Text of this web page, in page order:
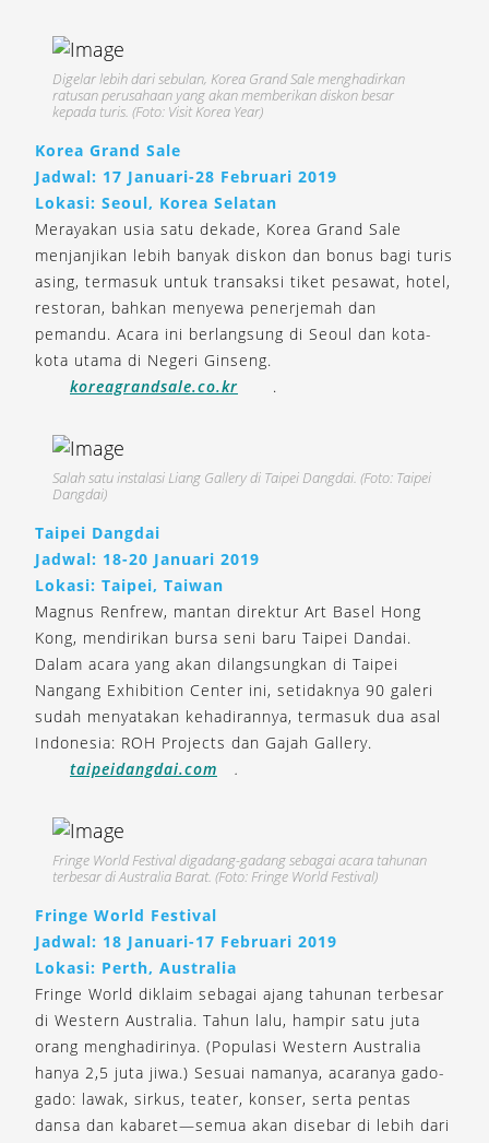
Digelar lebih dari sebulan, Korea Grand Sale menghadirkan
ratusan perusahaan yang akan memberikan diskon besar
kepada turis. (Foto: Visit Korea Year)
Korea Grand Sale
Jadwal: 17 Januari-28 Februari 2019
Lokasi: Seoul, Korea Selatan
Merayakan usia satu dekade, Korea Grand Sale
menjanjikan lebih banyak diskon dan bonus bagi turis
asing, termasuk untuk transaksi tiket pesawat, hotel,
restoran, bahkan menyewa penerjemah dan
pemandu. Acara ini berlangsung di Seoul dan kota-
kota utama di Negeri Ginseng.
koreagrandsale.co.kr
.
Salah satu instalasi Liang Gallery di Taipei Dangdai. (Foto: Taipei
Dangdai)
Taipei Dangdai
Jadwal: 18-20 Januari 2019
Lokasi: Taipei, Taiwan
Magnus Renfrew, mantan direktur Art Basel Hong
Kong, mendirikan bursa seni baru Taipei Dandai.
Dalam acara yang akan dilangsungkan di Taipei
Nangang Exhibition Center ini, setidaknya 90 galeri
sudah menyatakan kehadirannya, termasuk dua asal
Indonesia: ROH Projects dan Gajah Gallery.
taipeidangdai.com
.
Fringe World Festival digadang-gadang sebagai acara tahunan
terbesar di Australia Barat. (Foto: Fringe World Festival)
Fringe World Festival
Jadwal: 18 Januari-17 Februari 2019
Lokasi: Perth, Australia
Fringe World diklaim sebagai ajang tahunan terbesar
di Western Australia. Tahun lalu, hampir satu juta
orang menghadirinya. (Populasi Western Australia
hanya 2,5 juta jiwa.) Sesuai namanya, acaranya gado-
gado: lawak, sirkus, teater, konser, serta pentas
dansa dan kabaret—semua akan disebar di lebih dari